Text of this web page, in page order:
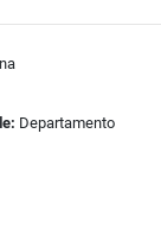
Departamento